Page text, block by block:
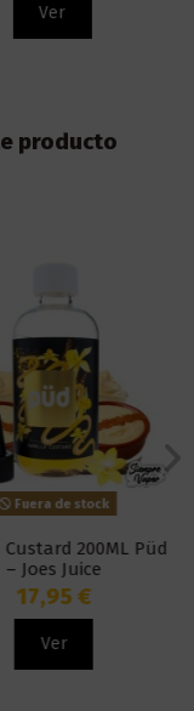
Ver
producto
Fuera de stock
200ML Püd
– Joes Juice
17,95 €
Ver